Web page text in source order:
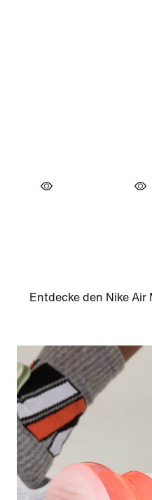
Entdecke den Nike